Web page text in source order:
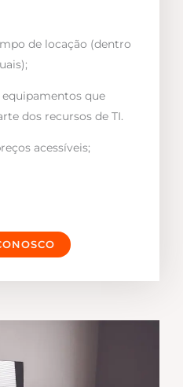
de locação (dentro
que
dos recursos de TI.
acessíveis;